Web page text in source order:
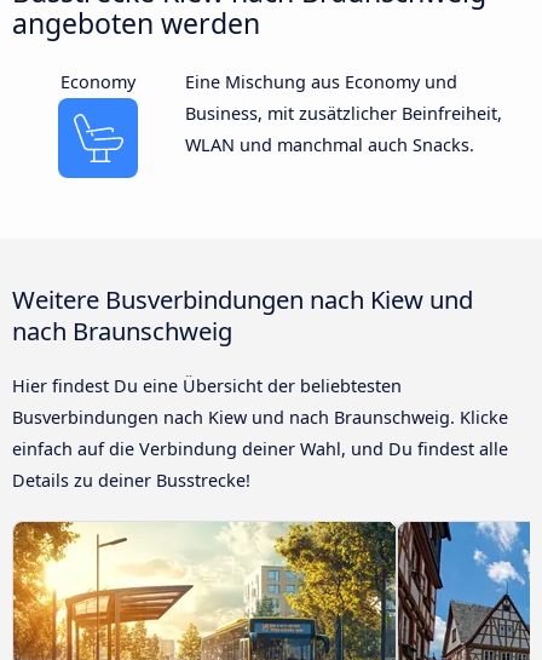
angeboten werden
Economy
Eine Mischung aus Economy und
Business, mit zusätzlicher Beinfreiheit,
WLAN und manchmal auch Snacks.
Weitere Busverbindungen nach Kiew und
nach Braunschweig
Hier findest Du eine Übersicht der beliebtesten
Busverbindungen nach Kiew und nach Braunschweig. Klicke
einfach auf die Verbindung deiner Wahl, und Du findest alle
Details zu deiner Busstrecke!